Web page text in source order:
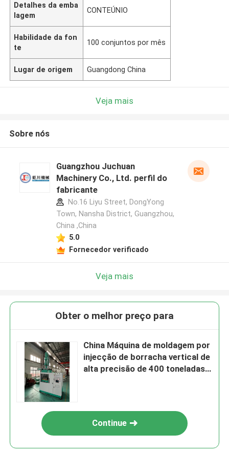
Detalhes da emba
lagem
CONTEÚNIO
Habilidade da fon
te
100 conjuntos por mês
Lugar de origem Guangdong China
Veja mais
Sobre nós
Guangzhou Juchuan
Machinery Co., Ltd. perfil do
fabricante
No.16 Liyu Street, DongYong
Town, Nansha District, Guangzhou,
China ,China
5.0
Fornecedor verificado
Veja mais
Obter o melhor preço para
China Máquina de moldagem por
injecção de borracha vertical de
alta precisão de 400 toneladas
Continue